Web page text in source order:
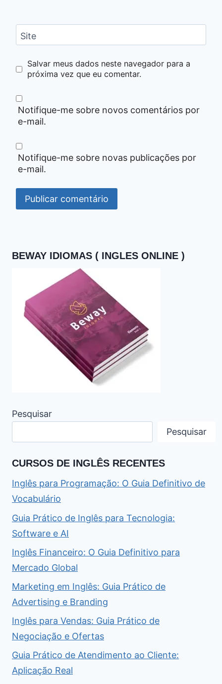
Site
Salvar meus dados neste navegador para a
próxima vez que eu comentar.
Notifique-me sobre novos comentários por
e-mail.
Notifique-me sobre novas publicações por
e-mail.
BEWAY IDIOMAS ( INGLES ONLINE )
Pesquisar
Pesquisar
CURSOS DE INGLÊS RECENTES
Inglês para Programação: O Guia Definitivo de
Vocabulário
Guia Prático de Inglês para Tecnologia:
Software e AI
Inglês Financeiro: O Guia Definitivo para
Mercado Global
Marketing em Inglês: Guia Prático de
Advertising e Branding
Inglês para Vendas: Guia Prático de
Negociação e Ofertas
Guia Prático de Atendimento ao Cliente:
Aplicação Real